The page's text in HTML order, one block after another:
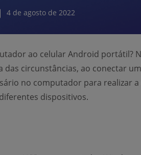
4 de agosto de 2022
ao celular Android portátil?
das circunstâncias, ao conectar
no computador para realizar
dispositivos.